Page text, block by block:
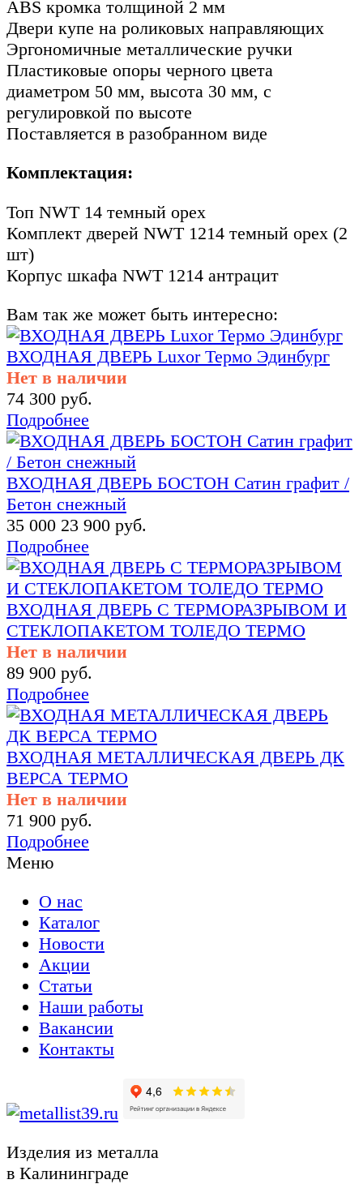
ABS кромка толщиной 2 мм
Двери купе на роликовых направляющих
Эргономичные металлические ручки
Пластиковые опоры черного цвета
диаметром 50 мм, высота 30 мм, с
регулировкой по высоте
Поставляется в разобранном виде
Комплектация:
Топ NWT 14 темный орех
Комплект дверей NWT 1214 темный орех (2
шт)
Корпус шкафа NWT 1214 антрацит
Вам так же может быть интересно:
ВХОДНАЯ ДВЕРЬ Luxor Термо Эдинбург
Нет в наличии
74 300 руб.
Подробнее
ВХОДНАЯ ДВЕРЬ БОСТОН Сатин графит /
Бетон снежный
35 000 23 900 руб.
Подробнее
ВХОДНАЯ ДВЕРЬ С ТЕРМОРАЗРЫВОМ И
СТЕКЛОПАКЕТОМ ТОЛЕДО ТЕРМО
Нет в наличии
89 900 руб.
Подробнее
ВХОДНАЯ МЕТАЛЛИЧЕСКАЯ ДВЕРЬ ДК
ВЕРСА ТЕРМО
Нет в наличии
71 900 руб.
Подробнее
Меню
О нас
Каталог
Новости
Акции
Статьи
Наши работы
Вакансии
Контакты
Изделия из металла
в Калининграде